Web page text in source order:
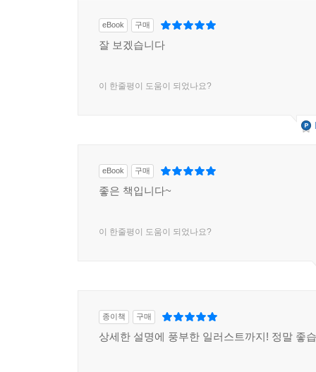
eBook 구매
잘 보겠습니다
이 한줄평이 도움이 되었나요?
eBook 구매
좋은 책입니다~
이 한줄평이 도움이 되었나요?
종이책 구매
상세한 설명에 풍부한 일러스트까지! 정말 좋